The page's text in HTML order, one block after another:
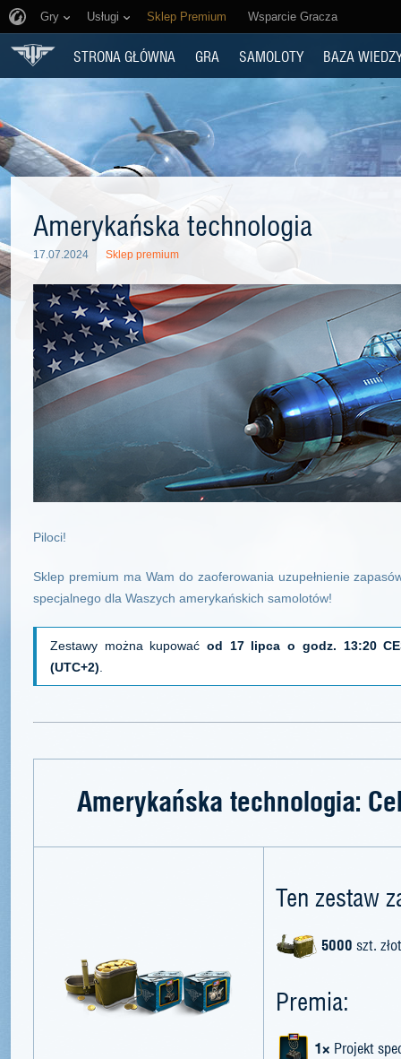
Gry Usługi Sklep Premium Wsparcie Gracza
STRONA GŁÓWNA GRA SAMOLOTY BAZA
Amerykańska technologia
17.07.2024 Sklep premium
Piloci!
Sklep premium ma Wam do zaoferowania uzupełnienie
specjalnego dla Waszych amerykańskich samolotów!
Zestawy można kupowaćod 17 lipca o godz. 13:20
(UTC+2)
Amerykańska technologia:
Ten zestaw
5000 szt.
Premia:
1× Projekt